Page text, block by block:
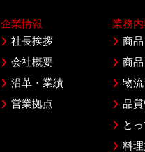
企業情報
社長挨拶
会社概要
沿革・業績
営業拠点
業務
商
商
物
品
と
料